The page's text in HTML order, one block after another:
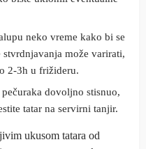
neko vreme kako bi se
može varirati,
2-3h u frižideru.
dovoljno stisnuo,
tatar na servirni tanjir.
ukusom tatara od